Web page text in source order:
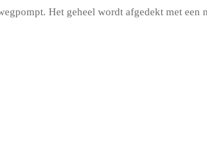
Het geheel wordt afgedekt met